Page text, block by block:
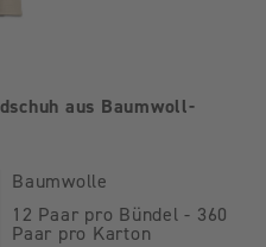
aus Baumwoll-
Baumwolle
12 Paar pro Bündel - 360
Paar pro Karton